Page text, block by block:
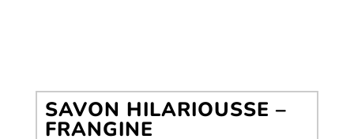
SAVON HILARIOUSSE –
FRANGINE